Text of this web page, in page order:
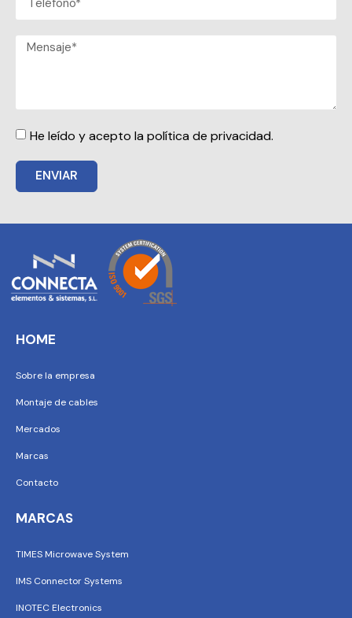
He leído y acepto la política de privacidad.
ENVIAR
HOME
Sobre la empresa
Montaje de cables
Mercados
Marcas
Contacto
MARCAS
TIMES Microwave System
IMS Connector Systems
INOTEC Electronics